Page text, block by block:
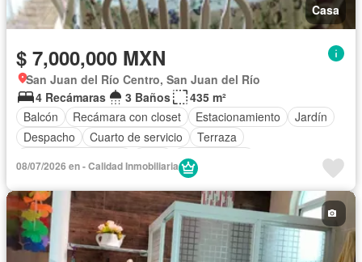
Casa
$ 7,000,000 MXN
San Juan del Río Centro, San Juan del Río
4 Recámaras
3 Baños
435 m²
Balcón
Recámara con closet Estacionamiento
Jardín
Despacho
Cuarto de servicio
Terraza
Sin amueblar
08/07/2026 en - Calidad Inmobiliaria